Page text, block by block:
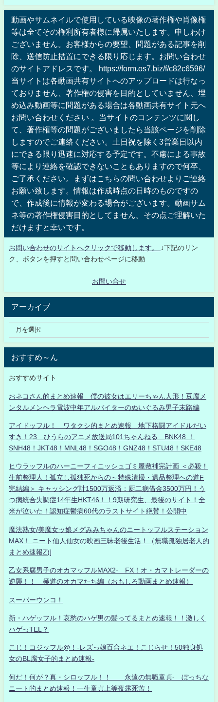
動画やサムネイルで使用している映像の著作権や肖像権
等は全てその権利所有者様に帰属いたします。申しわけ
ございません。お客様からの要望、問題がある記事を削
除、送信防止措置にできる限り応じます。お問い合わせ
のサイトアドレスです。 https://form.os7.biz/f/c82c6596/
当サイトは各動画共有サイトへのアップロードは行なっ
ておりません、著作権の侵害を目的としていません、埋
め込み動画等に問題がある場合は各動画共有サイト元へ
お問い合わせください 。当サイトのコンテンツに関し
て、著作権等の問題がございましたら当該ページを削除
しますのでご連絡ください。土日祝を除く3営業日以内
にできる限り迅速に対応する予定です。不慮による事故
等により連絡を確認できないこともありますので何卒、
ご了承ください。まずはこちらの問い合わせよりご連絡
お願い致します。情報は作成時点の日時のものですの
で、作成後に情報が変わる場合がございます。動画サム
ネ等の著作権侵害目的としてません。その点ご理解いた
だけますと幸いです。
お問い合わせのサイトへクリックで移動します。
↓下記のリン
ク、ボタンを押すと問い合わせページに移動
お問い合せ
アーカイブ
おすすめ～ん
おすすめサイト
おネコさん的まとめ速報 僕の彼女はエリーちゃん人形！豆腐メ
ンタルメンヘラ電波中年アルバイターのぬいぐるみ男子末路編
アイドッフル！ ワタクシ的まとめ速報 地下格闘アイドルだい
すき！23 ひうらのアニメ放送局101ちゃんねる BNK48 ！
SNH48！JKT48！MNL48！SGO48！GNZ48！STU48！SKE48
ヒウラッフルのハーニーフィニッシュゴミ屋敷補完計画 ＜必殺！
生前整理人！孤立し孤独死からの～特殊清掃・遺品整理への道F
完結編＞ キャッシング計1500万返済：厨二病借金3500万円！う
つ病統合失調症14年生HKT46！！9期研究生、最後のサイト！全
米が泣いた！認知症鬱病60代のラストサイト絶賛！公開中
魔法熟女/美魔女ッ娘メグみみちゃんのニートッフルステーション
MAX！ ニート仙人仙女の映画三昧老後生活！（無職孤独居老人的
まとめ速報Z)]
乙女系腐男子のオカマッフルMAX2- FX！オ・カマトレーダーの
逆襲！！ 極道のオカマたち編（おもしろ動画まとめ速報）
スーパーウンコ！
新・ハゲッフル！哀愁のハゲ男の髪ってるまとめ速報！！激しく
ハゲっTEL？
こじ！コジッフル@！-レズっ娘百合ネエ！こじらせ！50独身処
女のBL腐女子的まとめ速報-
何だ！何が？真・シロッフル！！ 永遠の無職童貞- ぼっちな
ニート的まとめ速報！一生童貞上等夜露死苦！